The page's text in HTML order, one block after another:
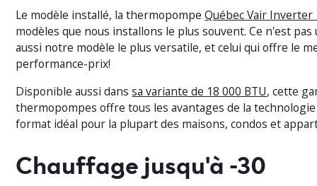
Le modèle installé, la thermopompeQuébec Vair Inverter
modèles que nous installons le plus souvent. Ce n'est pas
aussi notre modèle le plus versatile, et celui qui offre le
performance-prix!
Disponible aussi danssa variante de 18 000 BTU, cette
thermopompes offre tous les avantages de la
format idéal pour la plupart des maisons, condos et
Chauffage jusqu'à -30